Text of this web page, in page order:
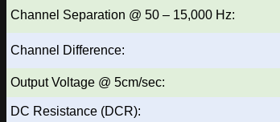
Channel Separation @ 50 – 15,000 Hz:
Channel Difference:
Output Voltage @ 5cm/sec:
DC Resistance (DCR):